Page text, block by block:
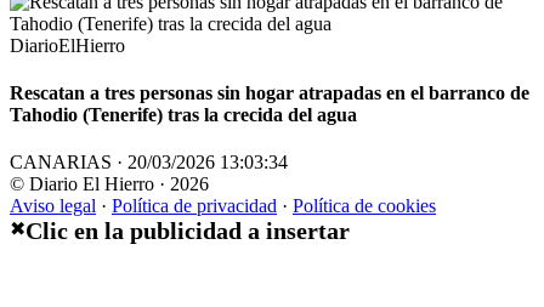
DiarioElHierro
Rescatan a tres personas sin hogar atrapadas en el barranco de
Tahodio (Tenerife) tras la crecida del agua
CANARIAS · 20/03/2026 13:03:34
© Diario El Hierro · 2026
Aviso legal · Política de privacidad · Política de cookies
✖Clic en la publicidad a insertar